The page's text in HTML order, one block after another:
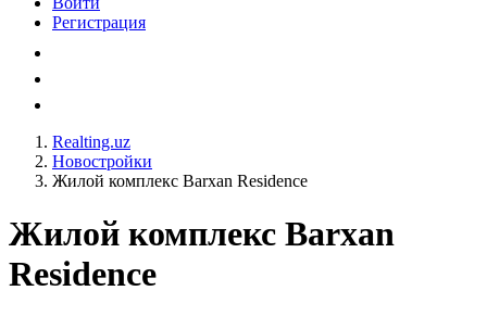
Регистрация
Realting.uz
Новостройки
Жилой комплекс Barxan Residence
Жилой комплекс Barxan
Residence